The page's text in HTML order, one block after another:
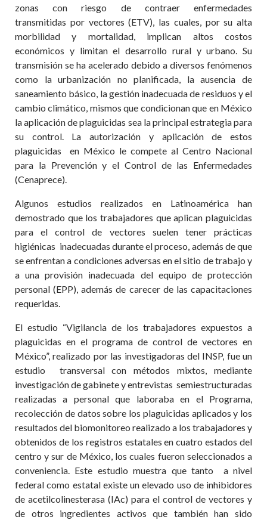
zonas con riesgo de contraer enfermedades
transmitidas por vectores (ETV), las cuales, por su alta
morbilidad y mortalidad, implican altos costos
económicos y limitan el desarrollo rural y urbano. Su
transmisión se ha acelerado debido a diversos fenómenos
como la urbanización no planificada, la ausencia de
saneamiento básico, la gestión inadecuada de residuos y el
cambio climático, mismos que condicionan que en México
la aplicación de plaguicidas sea la principal estrategia para
su control. La autorización y aplicación de estos
plaguicidas en México le compete al Centro Nacional
para la Prevención y el Control de las Enfermedades
(Cenaprece).
Algunos estudios realizados en Latinoamérica han
demostrado que los trabajadores que aplican plaguicidas
para el control de vectores suelen tener prácticas
higiénicas inadecuadas durante el proceso, además de que
se enfrentan a condiciones adversas en el sitio de trabajo y
a una provisión inadecuada del equipo de protección
personal (EPP), además de carecer de las capacitaciones
requeridas.
El estudio “Vigilancia de los trabajadores expuestos a
plaguicidas en el programa de control de vectores en
México”, realizado por las investigadoras del INSP, fue un
estudio transversal con métodos mixtos, mediante
investigación de gabinete y entrevistas semiestructuradas
realizadas a personal que laboraba en el Programa,
recolección de datos sobre los plaguicidas aplicados y los
resultados del biomonitoreo realizado a los trabajadores y
obtenidos de los registros estatales en cuatro estados del
centro y sur de México, los cuales fueron seleccionados a
conveniencia. Este estudio muestra que tanto a nivel
federal como estatal existe un elevado uso de inhibidores
de acetilcolinesterasa (IAc) para el control de vectores y
de otros ingredientes activos que también han sido